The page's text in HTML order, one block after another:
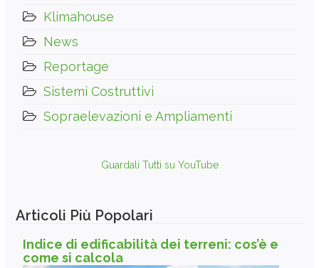
Klimahouse
News
Reportage
Sistemi Costruttivi
Sopraelevazioni e Ampliamenti
Guardali Tutti su YouTube
Articoli Più Popolari
Indice di edificabilità dei terreni: cos’è e
come si calcola